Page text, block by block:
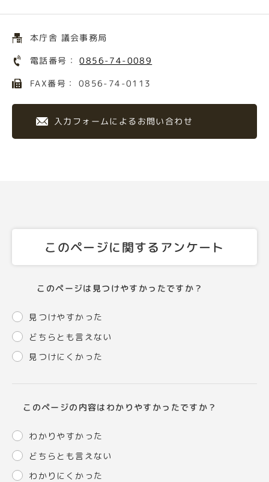
本庁舎 議会事務局
電話番号：0856-74-0089
FAX番号： 0856-74-0113
入力フォームによるお問い合わせ
このページに関するアンケート
このページは見つけやすかったですか？
見つけやすかった
どちらとも言えない
見つけにくかった
このページの内容はわかりやすかったですか？
わかりやすかった
どちらとも言えない
わかりにくかった